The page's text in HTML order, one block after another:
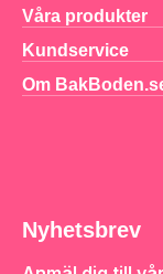
Våra produkter
Kundservice
Om
Nyhetsbrev